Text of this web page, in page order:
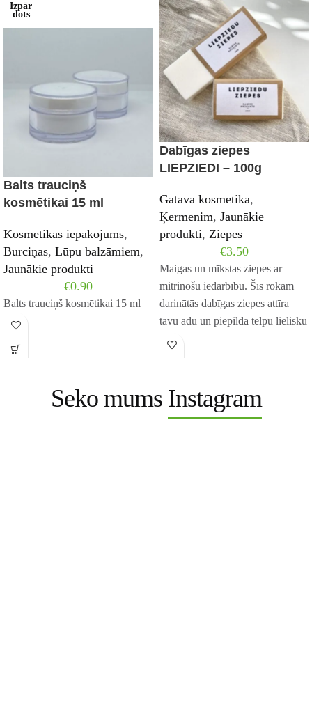
Izpār
dots
Balts trauciņš
kosmētikai 15 ml
Kosmētikas iepakojums,
Burciņas, Lūpu balzāmiem,
Jaunākie produkti
€0.90
Balts trauciņš kosmētikai 15 ml
Dabīgas ziepes
LIEPZIEDI – 100g
Gatavā kosmētika,
Ķermenim, Jaunākie
produkti, Ziepes
€3.50
Maigas un mīkstas ziepes ar
mitrinošu iedarbību. Šīs rokām
darinātās dabīgas ziepes attīra
tavu ādu un piepilda telpu lielisku
liepziedu
Seko mums Instagram